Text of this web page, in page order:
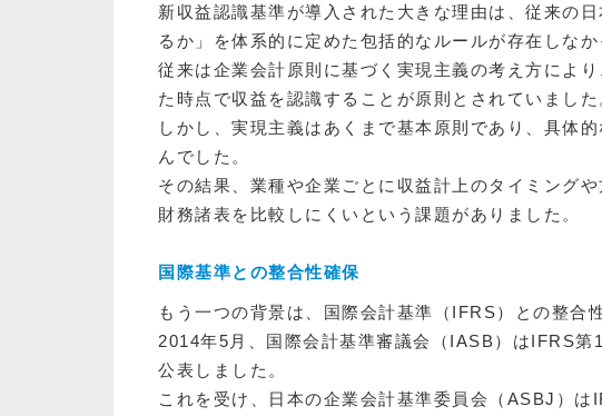
新収益認識基準が導入された大きな理由は、従来の
るか」を体系的に定めた包括的なルールが存在しなか
従来は企業会計原則に基づく実現主義の考え方によ
た時点で収益を認識することが原則とされていました
しかし、実現主義はあくまで基本原則であり、具体
んでした。
その結果、業種や企業ごとに収益計上のタイミング
財務諸表を比較しにくいという課題がありました。
国際基準との整合性確保
もう一つの背景は、国際会計基準（IFRS）との整合
2014年5月、国際会計基準審議会（IASB）はIFRS第
公表しました。
これを受け、日本の企業会計基準委員会（ASBJ）